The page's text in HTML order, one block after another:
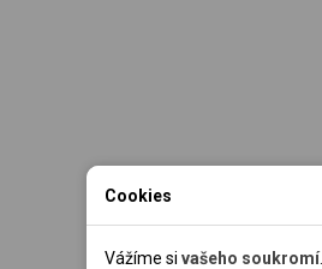
Cookies
Vážíme si vašeho soukromí
Nutné cookies pomáhají,